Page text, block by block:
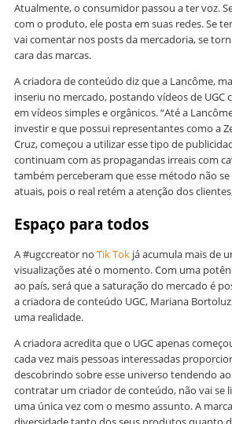
Atualmente, o consumidor passou a ter voz.
com o produto, ele posta em suas redes. Se
vai comentar nos posts da mercadoria, se
cara das marcas.
A criadora de conteúdo diz que a Lancôme,
inseriu no mercado, postando vídeos de UGC
em vídeos simples e orgânicos. “Até a
investir e que possui representantes como a
Cruz, começou a utilizar esse tipo de
continuam com as propagandas irreais com
também perceberam que esse método não se
atuais, pois o real retém a atenção dos
Espaço para todos
A #ugccreator no Tik Tok já acumula mais de
visualizações até o momento. Com uma
ao país, será que a saturação do mercado é
a criadora de conteúdo UGC, Mariana
uma realidade.
A criadora acredita que o UGC apenas
cada vez mais pessoas interessadas
descobrindo sobre esse universo tendendo
contratar um criador de conteúdo, não vai se
uma única vez com o mesmo assunto. A